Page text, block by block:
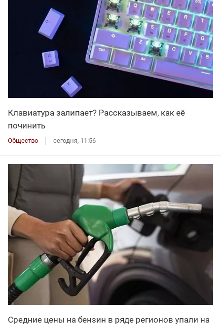
Клавиатура залипает? Рассказываем, как её
починить
Общество сегодня, 11:56
Средние цены на бензин в ряде регионов упали на